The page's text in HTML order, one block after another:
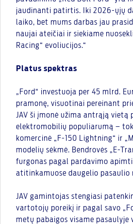
jaudinanti patirtis. Iki 2026-ųjų
laiko, bet mums darbas jau
naujai ateičiai ir siekiame
Racing“ evoliucijos.“
Platus spektras
„Ford“ investuoja per 45 mlrd.
pramonę, visuotinai pereinant
JAV ši įmonė užima antrąją vietą
elektromobilių populiarumą –
komercinė „F-150 Lightning“ ir
modelių sėkmė. Bendrovės „E-
furgonas pagal pardavimo
atitinkamuose daugelio pasaulio
JAV gamintojas stengiasi
vartotojų poreikį ir pagal savo
metų pabaigos visame pasaulyje